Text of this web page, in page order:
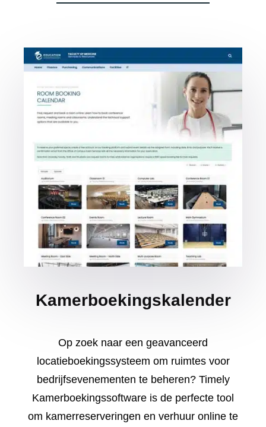
Kamerboekingskalender
Op zoek naar een geavanceerd
locatieboekingssysteem om ruimtes voor
bedrijfsevenementen te beheren? Timely
Kamerboekingssoftware is de perfecte tool
om kamerreserveringen en verhuur online te